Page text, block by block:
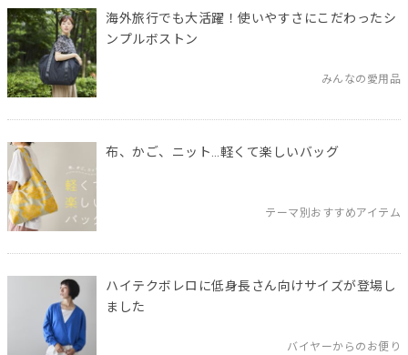
海外旅行でも大活躍！使いやすさにこだわったシ
ンプルボストン
みんなの愛用品
布、かご、ニット…軽くて楽しいバッグ
テーマ別おすすめアイテム
ハイテクボレロに低身長さん向けサイズが登場し
ました
バイヤーからのお便り